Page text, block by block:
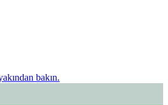
bakın.